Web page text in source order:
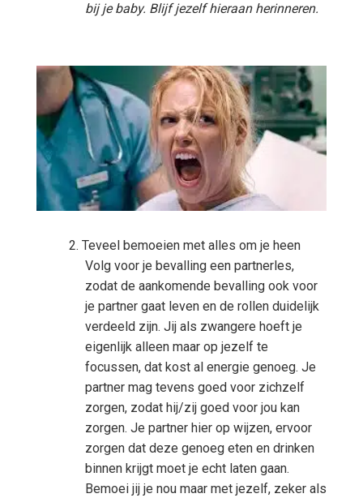
bij je baby. Blijf jezelf hieraan herinneren.
Teveel bemoeien met alles om je heen
Volg voor je bevalling een partnerles,
zodat de aankomende bevalling ook voor
je partner gaat leven en de rollen duidelijk
verdeeld zijn. Jij als zwangere hoeft je
eigenlijk alleen maar op jezelf te
focussen, dat kost al energie genoeg. Je
partner mag tevens goed voor zichzelf
zorgen, zodat hij/zij goed voor jou kan
zorgen. Je partner hier op wijzen, ervoor
zorgen dat deze genoeg eten en drinken
binnen krijgt moet je echt laten gaan.
Bemoei jij je nou maar met jezelf, zeker als